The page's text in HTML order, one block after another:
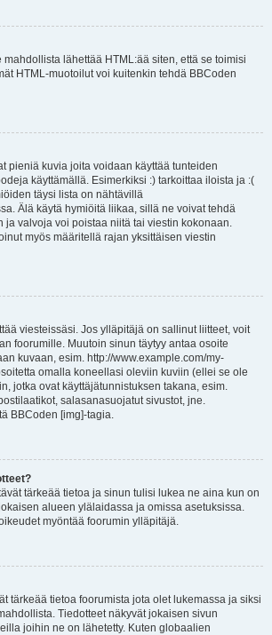
mahdollista lähettää HTML:ää siten, että se toimisi
HTML-muotoilut voi kuitenkin tehdä BBCoden
pieniä kuvia joita voidaan käyttää tunteiden
käyttämällä. Esimerkiksi :) tarkoittaa iloista ja :(
täysi lista on nähtävillä
Älä käytä hymiöitä liikaa, sillä ne voivat tehdä
ja valvoja voi poistaa niitä tai viestin kokonaan.
myös määritellä rajan yksittäisen viestin
viesteissäsi. Jos ylläpitäjä on sallinut liitteet, voit
foorumille. Muutoin sinun täytyy antaa osoite
kuvaan, esim. http://www.example.com/my-
omalla koneellasi oleviin kuviin (ellei se ole
jotka ovat käyttäjätunnistuksen takana, esim.
salasanasuojatut sivustot, jne.
BBCoden [img]-tagia.
tärkeää tietoa ja sinun tulisi lukea ne aina kun on
alueen ylälaidassa ja omissa asetuksissa.
myöntää foorumin ylläpitäjä.
tärkeää tietoa foorumista jota olet lukemassa ja siksi
Tiedotteet näkyvät jokaisen sivun
joihin ne on lähetetty. Kuten globaalien